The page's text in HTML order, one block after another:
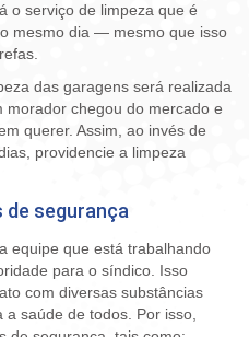
o serviço de limpeza que é
mesmo dia — mesmo que isso
das garagens será realizada
chegou do mercado e
querer. Assim, ao invés de
providencie a limpeza
segurança
equipe que está trabalhando
para o síndico. Isso
com diversas substâncias
saúde de todos. Por isso,